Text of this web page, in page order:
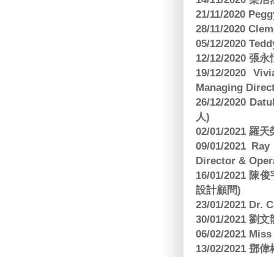
21/11/2020
28/11/2020
05/12/2020
12/12/2020 張
19/12/2020
Managing
26/12/2020
人)
02/01/2021 羅
09/01/2021
Director &
16/01/2021 陳
設計顧問)
23/01/2021 Dr.
30/01/2021 劉
06/02/2021
13/02/2021 鄧